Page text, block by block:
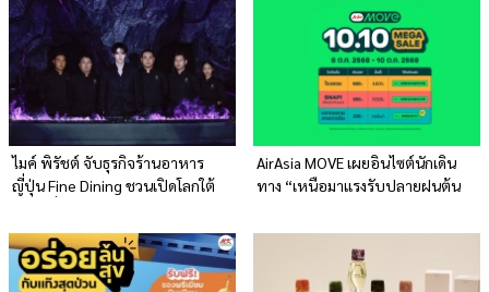
ไมค์ พิรัชต์ จับธุรกิจร้านอาหาร
ญี่ปุ่น Fine Dining ชวนเปิดโลกใต้
AirAsia MOVE เผยอินไซต์นักเดิน
ทาง “เหนือมาแรงรับปลายฝนต้น